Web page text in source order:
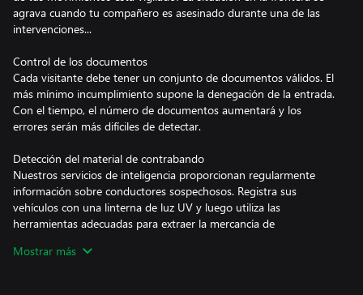
agrava cuando tu compañero es asesinado durante una de las
intervenciones...
Control de los documentos
Cada visitante debe tener un conjunto de documentos válidos. El
más mínimo incumplimiento supone la denegación de la entrada.
Con el tiempo, el número de documentos aumentará y los
errores serán más difíciles de detectar.
Detección del material de contrabando
Nuestros servicios de inteligencia proporcionan regularmente
información sobre conductores sospechosos. Registra sus
vehículos con una linterna de luz UV y luego utiliza las
herramientas adecuadas para extraer la mercancía de
puede cruzar la frontera!
Mostrar más